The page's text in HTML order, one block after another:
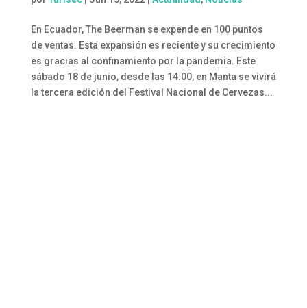
En Ecuador, The Beerman se expende en 100 puntos
de ventas. Esta expansión es reciente y su crecimiento
es gracias al confinamiento por la pandemia. Este
sábado 18 de junio, desde las 14:00, en Manta se vivirá
la tercera edición del Festival Nacional de Cervezas...